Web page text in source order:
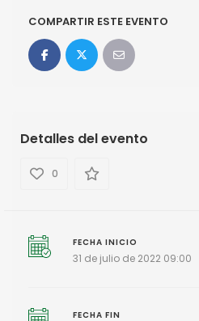
COMPARTIR ESTE EVENTO
Detalles del evento
0
FECHA INICIO
31 de julio de 2022 09:00
FECHA FIN